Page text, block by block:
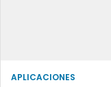
APLICACIONES